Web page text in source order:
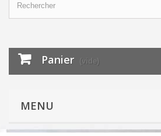
Panier (vide)
MENU